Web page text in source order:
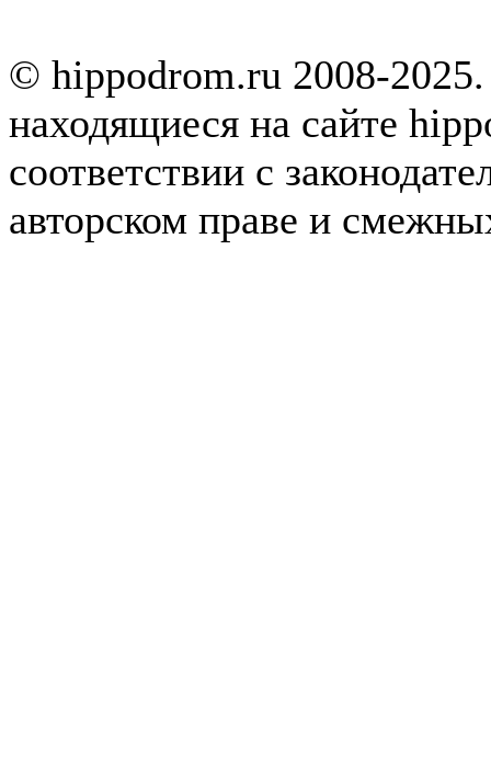
© hippodrom.ru 2008-
находящиеся на сайте
соответствии с
авторском праве и